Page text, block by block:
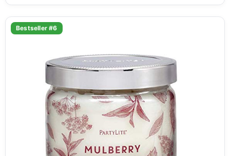
Bestseller #6